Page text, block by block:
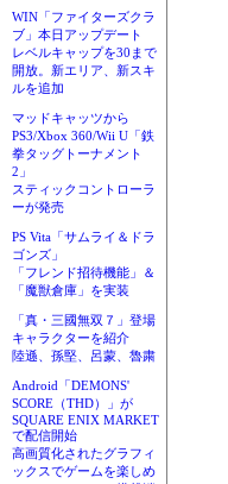
WIN「ファイターズクラ
ブ」本日アップデート
レベルキャップを30まで
開放。新エリア、新スキ
ルを追加
マッドキャッツから
PS3/Xbox 360/Wii U「鉄
拳タッグトーナメント
2」
スティックコントローラ
ーが発売
PS Vita「サムライ＆ドラ
ゴンズ」
「フレンド招待機能」＆
「魔獣倉庫」を実装
「真・三國無双７」登場
キャラクターを紹介
陸遜、孫堅、呂蒙、魯粛
Android「DEMONS'
SCORE（THD）」が
SQUARE ENIX MARKET
で配信開始
高画質化されたグラフィ
ックスでゲームを楽しめ